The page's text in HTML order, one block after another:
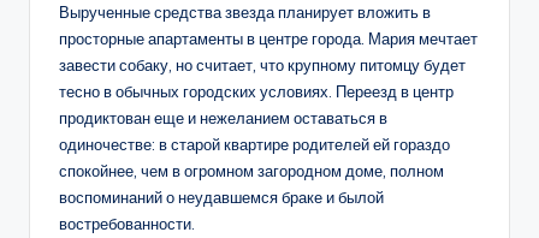
Вырученные средства звезда планирует вложить в
просторные апартаменты в центре города. Мария мечтает
завести собаку, но считает, что крупному питомцу будет
тесно в обычных городских условиях. Переезд в центр
продиктован еще и нежеланием оставаться в
одиночестве: в старой квартире родителей ей гораздо
спокойнее, чем в огромном загородном доме, полном
воспоминаний о неудавшемся браке и былой
востребованности.